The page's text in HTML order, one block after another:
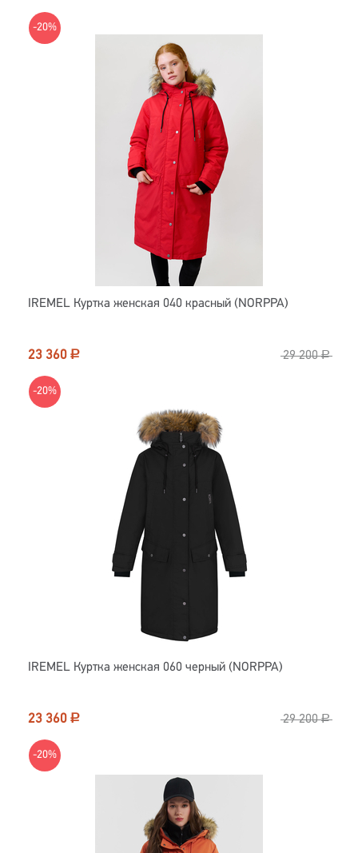
-20%
IREMEL Куртка женская 040 красный (NORPPA)
23 360 Р 29 200 Р
-20%
IREMEL Куртка женская 060 черный (NORPPA)
23 360 Р 29 200 Р
-20%